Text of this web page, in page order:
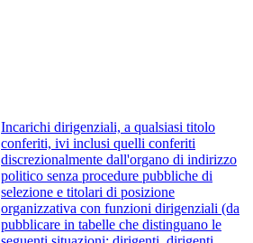
Incarichi dirigenziali, a qualsiasi titolo
conferiti, ivi inclusi quelli conferiti
discrezionalmente dall'organo di indirizzo
politico senza procedure pubbliche di
selezione e titolari di posizione
organizzativa con funzioni dirigenziali (da
pubblicare in tabelle che distinguano le